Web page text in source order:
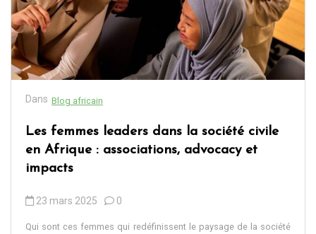
Dans Blog africain
Les femmes leaders dans la société civile
en Afrique : associations, advocacy et
impacts
23 mars 2025 0
Qui sont ces femmes qui redéfinissent le paysage de la société